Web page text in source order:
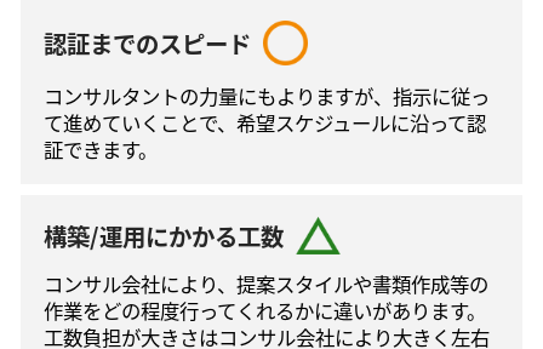
認証までのスピード
コンサルタントの⼒量にもよりますが、指⽰に従っ
て進めていくことで、希望スケジュールに沿って認
証できます。
構築/運用にかかる工数
コンサル会社により、提案スタイルや書類作成等の
作業をどの程度⾏ってくれるかに違いがあります。
工数負担が大きさはコンサル会社により大きく左右